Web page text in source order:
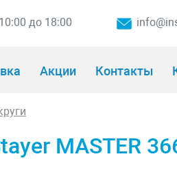
до 18:00
Акции Контакты
MASTER